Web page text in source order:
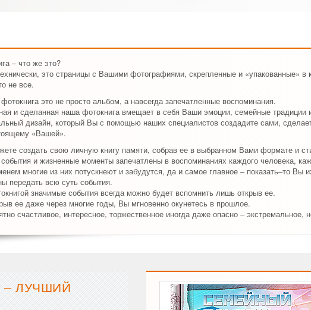
– что же это?
это страницы с Вашими фотографиями, скрепленные и «упакованные» в
не все.
это не просто альбом, а навсегда запечатленные воспоминания.
и сделанная наша фотокнига вмещает в себя Ваши эмоции, семейные традиции
дизайн, который Вы с помощью наших специалистов создадите сами,
«Вашей».
создать свою личную книгу памяти, собрав ее в выбранном Вами формате и
и жизненные моменты запечатлены в воспоминаниях каждого человека,
многие из них потускнеют и забудутся, да и самое главное – показать–то Вы
передать всю суть события.
значимые события всегда можно будет вспомнить лишь открыв ее.
ее даже через многие годы, Вы мгновенно окунетесь в прошлое.
счастливое, интересное, торжественное иногда даже опасно –
– ЛУЧШИЙ